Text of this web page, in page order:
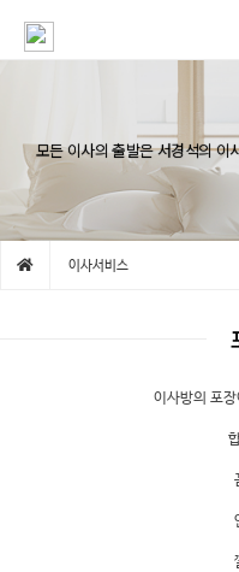
모든 이사의 출발은 서경석의 이
이사서비스
이사방의 포